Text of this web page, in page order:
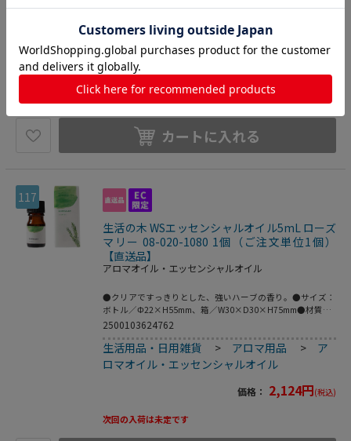
Melaleuca altenifolia●科名：フトモモ科●原産国：オー
ストラリア（※原産地は予告無く、変更となる場合がありま
す。）●抽出部位／抽出方法：葉／水蒸気蒸留法●こちらの
商品は事業者様向け商品です。●こちらの商品は取寄せ商品
となり納期が長期間かかる可能性がございます。また、ご発
注後のキャンセルは対応いたしかねますので予めご了承くだ
さい。
生活用品・日用雑貨>アロマ用品
ロマオイル・エッセンシャルオイル
627円
カートに入れる
117
生活の木 WSエッセンシャルオイル5mL ローズ
マリー 08-020-1080 1個（ご注文単位1個）
【直送品】
アロマオイル・エッセンシャルオイル
●クリアですっきりとした、強いハーブの香り。●サイズ：
ボトル／Φ22×H55mm、箱／W30×D30×H75mm●材質：
ボトル／ガラス、キャップ・ドロッパー／プラ●おすすめブ
商品です。●こちらの商品は取寄せ商品となり納期が長期間
かかる可能性がございます。また、ご発注後のキャンセルは
対応いたしかねますので予めご了承ください。
2500103624762
生活用品・日用雑貨 > アロマ用品 > ア
ロマオイル・エッセンシャルオイル
価格： 2,124円(税込)
次回の入荷は未定です